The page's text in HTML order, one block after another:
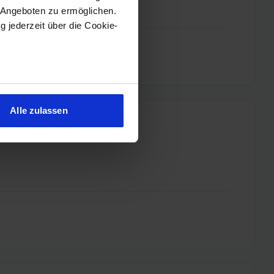
zu ermöglichen.
jederzeit über die Cookie-
können
Präferenzen im
Verwendung unserer
Rahmen Ihrer Nutzung
Alle zulassen